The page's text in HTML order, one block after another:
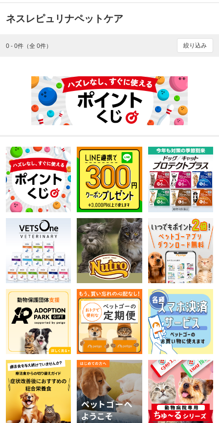
ネスレピュリナペットケア
0 - 0件（全 0件） 絞り込み